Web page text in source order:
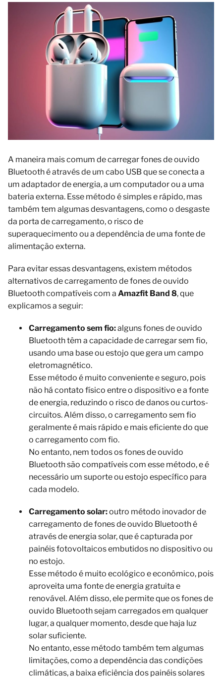
A maneira mais comum de carregar fones de ouvido
Bluetooth é através de um cabo USB que se conecta a
um adaptador de energia, a um computador ou a uma
bateria externa. Esse método é simples e rápido, mas
também tem algumas desvantagens, como o desgaste
da porta de carregamento, o risco de
superaquecimento ou a dependência de uma fonte de
alimentação externa.
Para evitar essas desvantagens, existem métodos
alternativos de carregamento de fones de ouvido
Bluetooth compatíveis com a Amazfit Band 8, que
explicamos a seguir:
Carregamento sem fio:alguns fones de ouvido
Bluetooth têm a capacidade de carregar sem fio,
usando uma base ou estojo que gera um campo
eletromagnético.
Esse método é muito conveniente e seguro, pois
não há contato físico entre o dispositivo e a fonte
de energia, reduzindo o risco de danos ou curtos-
circuitos. Além disso, o carregamento sem fio
geralmente é mais rápido e mais eficiente do que
o carregamento com fio.
No entanto, nem todos os fones de ouvido
Bluetooth são compatíveis com esse método, e é
necessário um suporte ou estojo específico para
cada modelo.
Carregamento solar:outro método inovador de
carregamento de fones de ouvido Bluetooth é
através de energia solar, que é capturada por
painéis fotovoltaicos embutidos no dispositivo ou
no estojo.
Esse método é muito ecológico e econômico, pois
aproveita uma fonte de energia gratuita e
renovável. Além disso, ele permite que os fones de
ouvido Bluetooth sejam carregados em qualquer
lugar, a qualquer momento, desde que haja luz
solar suficiente.
No entanto, esse método também tem algumas
limitações, como a dependência das condições
climáticas, a baixa eficiência dos painéis solares